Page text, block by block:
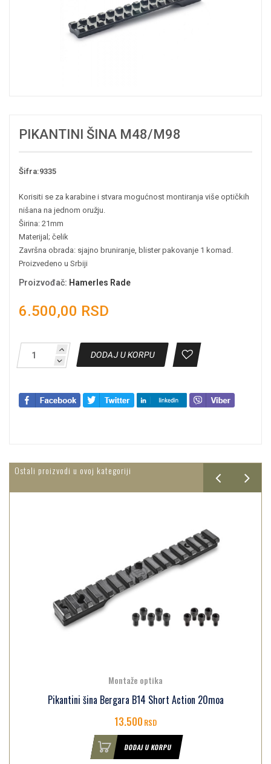
PIKANTINI ŠINA M48/M98
Šifra:9335
Korisiti se za karabine i stvara mogućnost montiranja više optičkih
nišana na jednom oružju.
Širina: 21mm
Materijal; čelik
Završna obrada: sjajno bruniranje, blister pakovanje 1 komad.
Proizvedeno u Srbiji
Proizvođač: Hamerles Rade
6.500,00 RSD
DODAJ U KORPU
Ostali proizvodi u ovoj kategoriji
Montaže optika
Pikantini šina Bergara B14 Long Action 0moa
13.500RSD
DODAJ U KORPU